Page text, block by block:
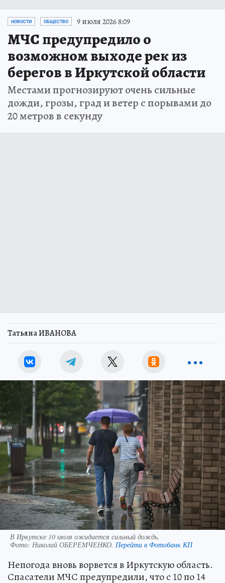
НОВОСТИ ОБЩЕСТВО 9 июля 2026 8:09
МЧС предупредило о
возможном выходе рек из
берегов в Иркутской области
Местами прогнозируют очень сильные
дожди, грозы, град и ветер с порывами до
20 метров в секунду
Татьяна ИВАНОВА
В Иркутске 10 июля ожидается сильный дождь.
Фото: Николай ОБЕРЕМЧЕНКО. Перейти в Фотобанк КП
Непогода вновь ворвется в Иркутскую область.
Спасатели МЧС предупредили, что с 10 по 14